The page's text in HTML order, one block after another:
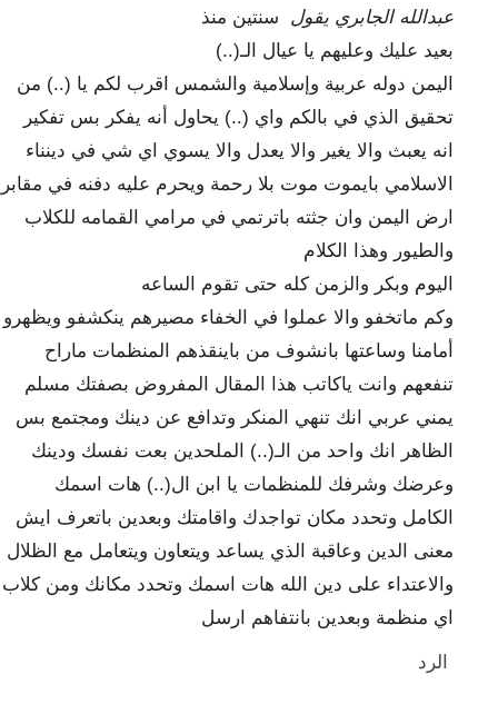
عبدالله الجابري يقول
سنتين منذ
بعيد عليك وعليهم يا عيال الـ(..)
اليمن دوله عربية وإسلامية والشمس اقرب لكم يا (..) من
تحقيق الذي في بالكم واي (..) يحاول أنه يفكر بس تفكير
انه يعبث والا يغير والا يعدل والا يسوي اي شي في دينناء
الاسلامي بايموت موت بلا رحمة ويحرم عليه دفنه في مقابر
ارض اليمن وان جثته باترتمي في مرامي القمامه للكلاب
والطيور وهذا الكلام
اليوم وبكر والزمن كله حتى تقوم الساعه
وكم ماتخفو والا عملوا في الخفاء مصيرهم ينكشفو ويظهرو
أمامنا وساعتها بانشوف من باينقذهم المنظمات ماراح
تنفعهم وانت ياكاتب هذا المقال المفروض بصفتك مسلم
يمني عربي انك تنهي المنكر وتدافع عن دينك ومجتمع بس
الظاهر انك واحد من الـ(..) الملحدين بعت نفسك ودينك
وعرضك وشرفك للمنظمات يا ابن ال(..) هات اسمك
الكامل وتحدد مكان تواجدك واقامتك وبعدين باتعرف ايش
معنى الدين وعاقبة الذي يساعد ويتعاون ويتعامل مع الظلال
والاعتداء على دين الله هات اسمك وتحدد مكانك ومن كلاب
اي منظمة وبعدين بانتفاهم ارسل
الرد